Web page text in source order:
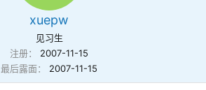
xuepw
见习生
注册
2007-11-15
最后露面
2007-11-15